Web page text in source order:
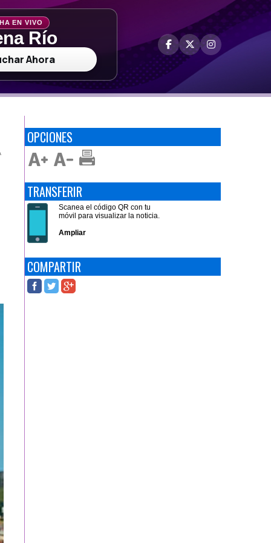
EN VIVO
Río
Ahora
OPCIONES
TRANSFERIR
Scanea el código QR con tu
móvil para visualizar la noticia.
Ampliar
COMPARTIR